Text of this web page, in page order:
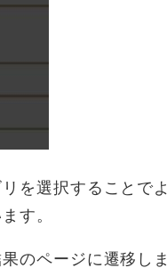
を選択することでよ
す。
のページに遷移しま